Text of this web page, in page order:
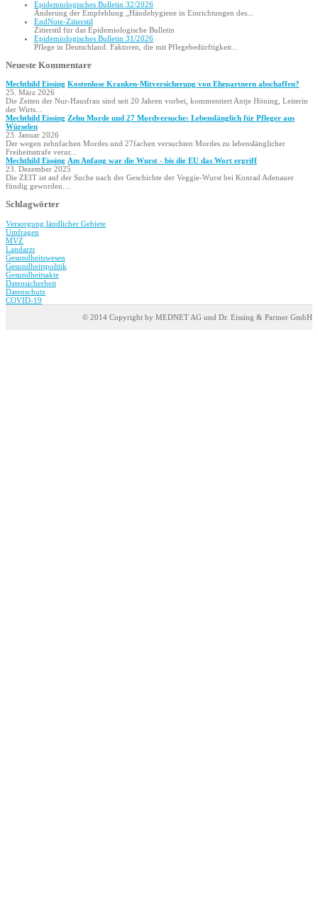
Epidemio­logisches Bulletin 32/2026
Änderung der Empfehlung „Hände­hygiene in Einrichtungen des...
EndNote-Zitierstil
Zitierstil für das Epidemiologische Bulletin
Epidemio­logisches Bulletin 31/2026
Pflege in Deutschland: Faktoren, die mit Pflegebedürftigkeit...
Neueste Kommentare
Mechthild Eissing Kostenlose Kranken-Mitversicherung von Ehepartnern abschaffen?
25. März 2026
Die Zeiten der Nur-Hausfrau sind seit 20 Jahren vorbei, kommentiert Antje Höning, Leiterin
der Wirts...
Mechthild Eissing Zehn Morde und 27 Mordversuche: Lebenslänglich für Pfleger aus
Würselen
23. Januar 2026
Der wegen zehnfachen Mordes und 27fachen versuchten Mordes zu lebenslänglicher
Freiheitsstrafe verur...
Mechthild Eissing Am Anfang war die Wurst - bis die EU das Wort ergriff
23. Dezember 2025
Die ZEIT ist auf der Suche nach der Geschichte der Veggie-Wurst bei Konrad Adenauer
fündig geworden....
Schlagwörter
Versorgung ländlicher Gebiete
Umfragen
MVZ
Landarzt
Gesundheitswesen
Gesundheitspolitik
Gesundheitsakte
Datensicherheit
Datenschutz
COVID-19
© 2014 Copyright by MEDNET AG und Dr. Eissing & Partner GmbH